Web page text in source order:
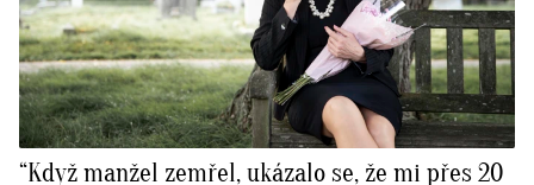
“Když manžel zemřel, ukázalo se, že mi přes 20